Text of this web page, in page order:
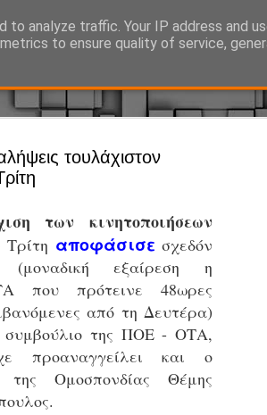
τουλάχιστον
των κινητοποιήσεων
Τρίτη αποφάσισε σχεδόν
(μοναδική εξαίρεση η
που πρότεινε 48ωρες
από τη Δευτέρα)
συμβούλιο της ΠΟΕ - ΟΤΑ,
προαναγγείλει και ο
της Ομοσπονδίας Θέμης
analyze traffic. Your IP address and
to ensure quality of service,
τη Δημοτική Αστυνομία, την τοπική
JUL
Ξεκινά επίσημα η
Η Δημοτική Αστυνομία
καθώς από την 1η
επιχειρησιακή
παρουσία του Δήμου
χώρους.
Η νέα υπηρεσία θα